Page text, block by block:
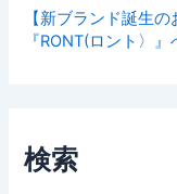
【新ブランド誕生
『RONT(ロント〉
検索